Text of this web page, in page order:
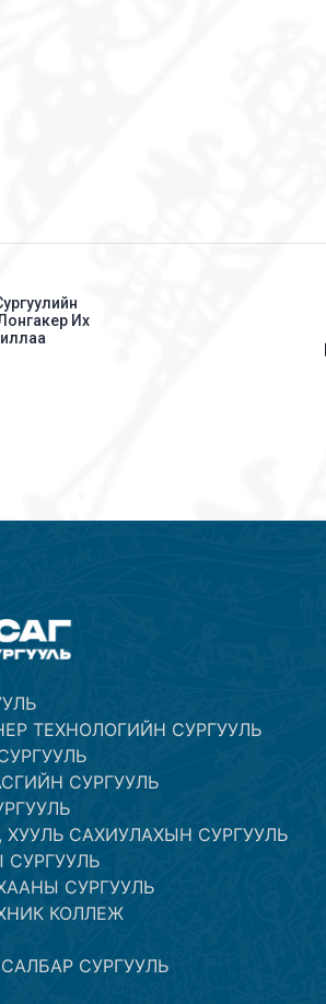
Их
ТЕХНОЛОГИЙН СУРГУУЛЬ
СУРГУУЛЬ
САХИУЛАХЫН СУРГУУЛЬ
СУРГУУЛЬ
КОЛЛЕЖ
СУРГУУЛЬ